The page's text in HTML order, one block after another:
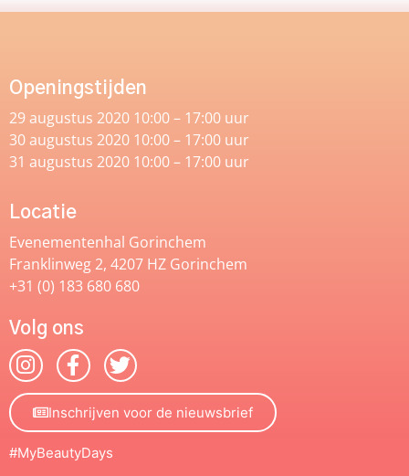
Openingstijden
29 augustus 2020 10:00 – 17:00 uur
30 augustus 2020 10:00 – 17:00 uur
31 augustus 2020 10:00 – 17:00 uur
Locatie
Evenementenhal Gorinchem
Franklinweg 2, 4207 HZ Gorinchem
+31 (0) 183 680 680
Volg ons
Inschrijven voor de nieuwsbrief
#MyBeautyDays